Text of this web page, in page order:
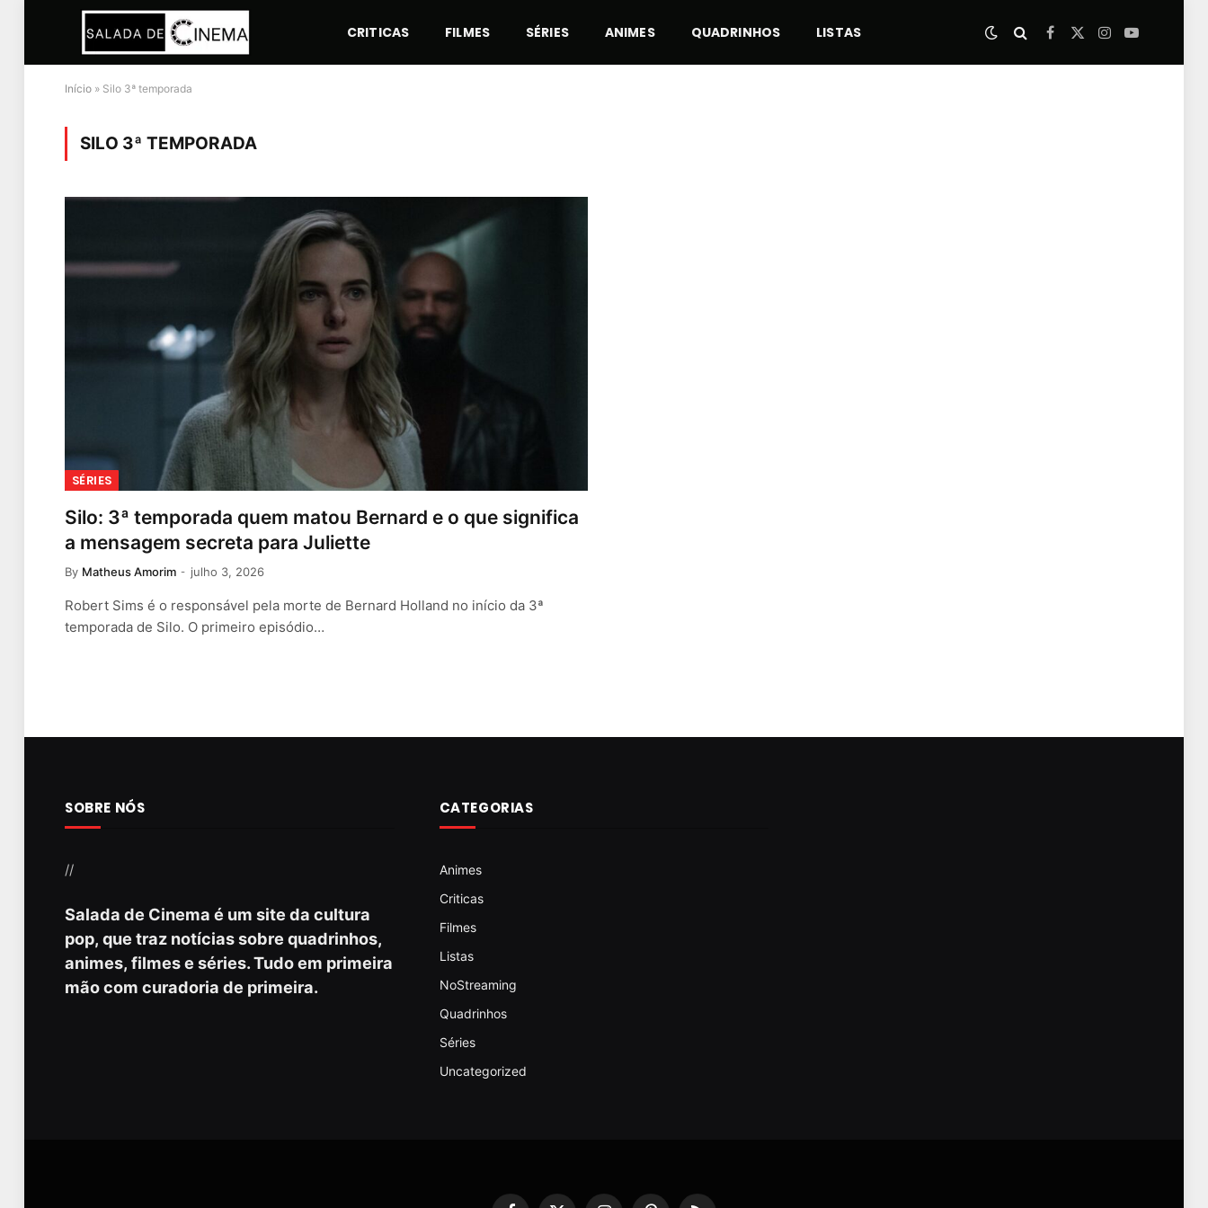
CRITICAS FILMES SÉRIES ANIMES QUADRINHOS LISTAS Facebook
X
Instagram
YouTube
Início » Silo 3ª temporada
SILO 3ª TEMPORADA
SÉRIES
Silo: 3ª temporada quem matou Bernard e o que significa
a mensagem secreta para Juliette
By Matheus Amorim julho 3, 2026
Robert Sims é o responsável pela morte de Bernard Holland no início da 3ª
temporada de Silo. O primeiro episódio…
SOBRE NÓS
//
Salada de Cinema é um site da cultura
pop, que traz notícias sobre quadrinhos,
animes, filmes e séries. Tudo em primeira
mão com curadoria de primeira.
CATEGORIAS
Animes
Criticas
Filmes
Listas
NoStreaming
Quadrinhos
Séries
Uncategorized